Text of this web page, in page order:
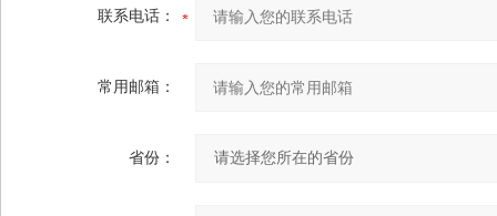
联系电话：
常用邮箱：
省份：